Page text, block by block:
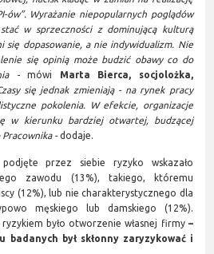
ów”. Wyrażanie niepopularnych poglądów
w sprzeczności z dominującą kulturą
się dopasowanie, a nie indywidualizm. Nie
się opinią może budzić obawy co do
-mówi Marta Bierca, socjolożka,
się jednak zmieniają - na rynek pracy
pokolenia. W efekcie, organizacje
w kierunku bardziej otwartej, budzącej
Pracownika -dodaje.
przez siebie ryzyko wskazało
zawodu (13%), takiego, któremu
(12%), lub nie charakterystycznego dla
męskiego lub damskiego (12%).
było otworzenie własnej firmy –
był skłonny zaryzykować i